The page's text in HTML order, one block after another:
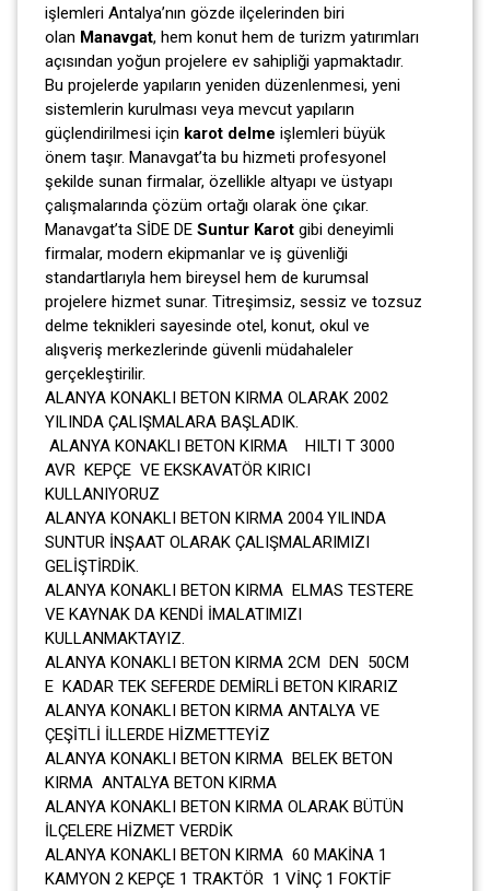
işlemleri Antalya’nın gözde ilçelerinden biri
olan Manavgat, hem konut hem de turizm yatırımları
açısından yoğun projelere ev sahipliği yapmaktadır.
Bu projelerde yapıların yeniden düzenlenmesi, yeni
sistemlerin kurulması veya mevcut yapıların
güçlendirilmesi için karot delme işlemleri büyük
önem taşır. Manavgat’ta bu hizmeti profesyonel
şekilde sunan firmalar, özellikle altyapı ve üstyapı
çalışmalarında çözüm ortağı olarak öne çıkar.
Manavgat’ta SİDE DE Suntur Karot gibi deneyimli
firmalar, modern ekipmanlar ve iş güvenliği
standartlarıyla hem bireysel hem de kurumsal
projelere hizmet sunar. Titreşimsiz, sessiz ve tozsuz
delme teknikleri sayesinde otel, konut, okul ve
alışveriş merkezlerinde güvenli müdahaleler
gerçekleştirilir.
ALANYA KONAKLI BETON KIRMA OLARAK 2002
YILINDA ÇALIŞMALARA BAŞLADIK.
ALANYA KONAKLI BETON KIRMA HILTI T 3000
AVR KEPÇE VE EKSKAVATÖR KIRICI
KULLANIYORUZ
ALANYA KONAKLI BETON KIRMA 2004 YILINDA
SUNTUR İNŞAAT OLARAK ÇALIŞMALARIMIZI
GELİŞTİRDİK.
ALANYA KONAKLI BETON KIRMA ELMAS TESTERE
VE KAYNAK DA KENDİ İMALATIMIZI
KULLANMAKTAYIZ.
ALANYA KONAKLI BETON KIRMA 2CM DEN 50CM
E KADAR TEK SEFERDE DEMİRLİ BETON KIRARIZ
ALANYA KONAKLI BETON KIRMA ANTALYA VE
ÇEŞİTLİ İLLERDE HİZMETTEYİZ
ALANYA KONAKLI BETON KIRMA BELEK BETON
KIRMA ANTALYA BETON KIRMA
ALANYA KONAKLI BETON KIRMA OLARAK BÜTÜN
İLÇELERE HİZMET VERDİK
ALANYA KONAKLI BETON KIRMA 60 MAKİNA 1
KAMYON 2 KEPÇE 1 TRAKTÖR 1 VİNÇ 1 FOKTİF